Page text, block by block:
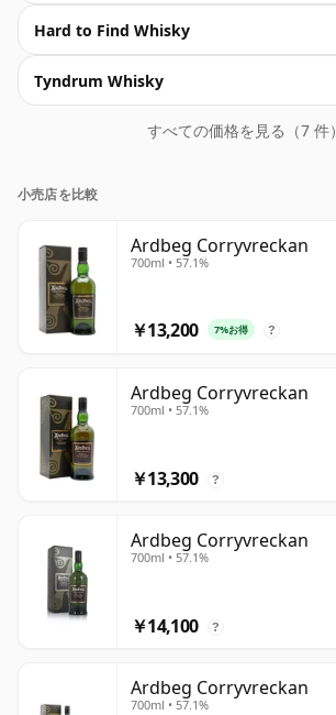
Hard to Find Whisky
Tyndrum Whisky
すべての価格を見る（7 件）
小売店を比較
Ardbeg Corryvreckan
700ml • 57.1%
￥13,200 7%お得 ?
Ardbeg Corryvreckan
700ml • 57.1%
￥13,300 ?
Ardbeg Corryvreckan
700ml • 57.1%
￥14,100 ?
Ardbeg Corryvreckan
700ml • 57.1%